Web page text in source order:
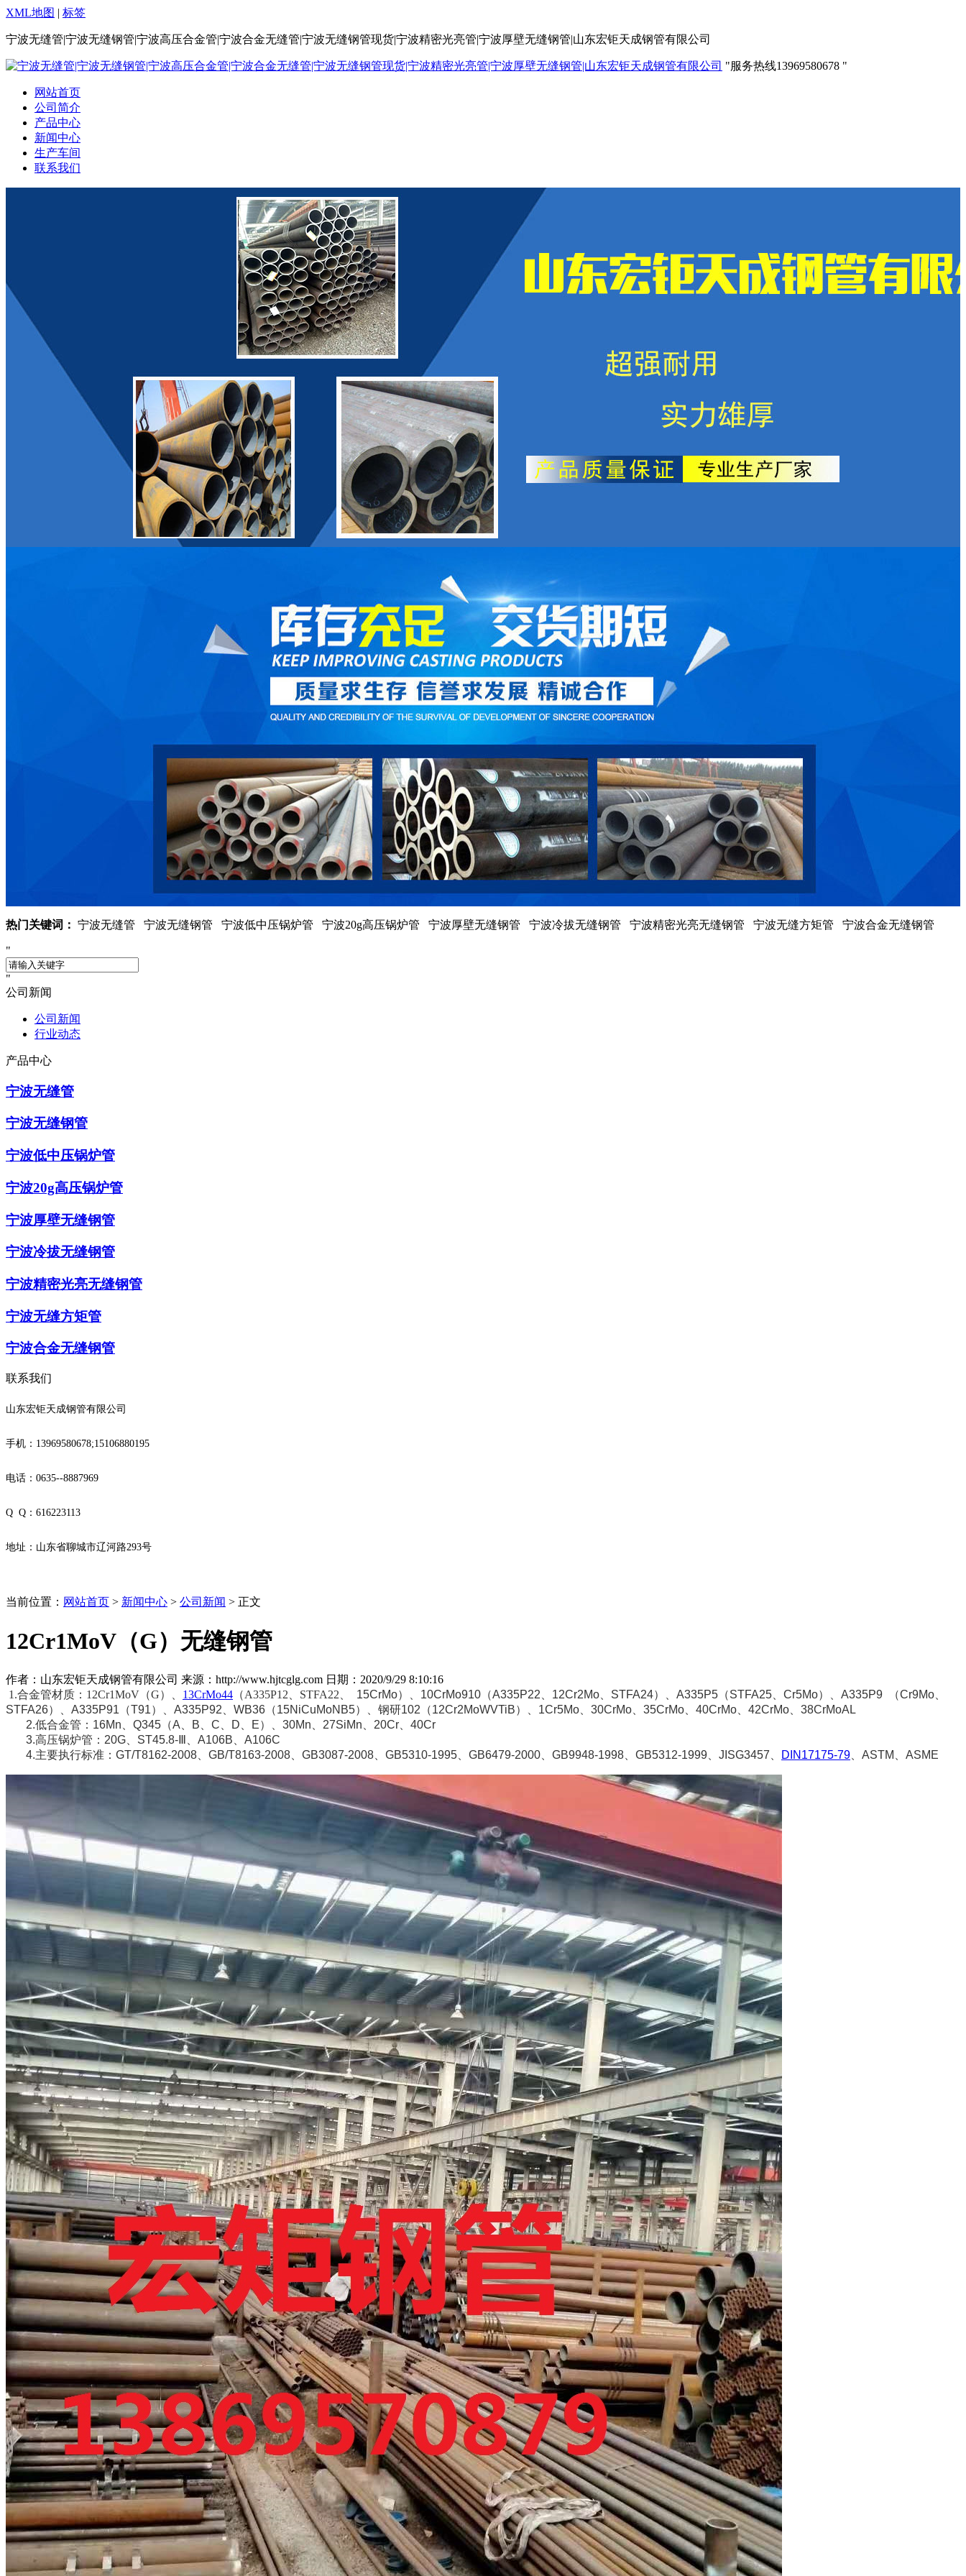
XML地图 | 标签
宁波无缝管|宁波无缝钢管|宁波高压合金管|宁波合金无缝管|宁波无缝钢管现货|宁波精密光亮管|宁波厚壁无缝钢管|山东宏钜天成钢管有限公司
服务热线13969580678
网站首页
公司简介
产品中心
新闻中心
生产车间
联系我们
热门关键词： 宁波无缝管 宁波无缝钢管 宁波低中压锅炉管 宁波20g高压锅炉管 宁波厚壁无缝钢管 宁波冷拔无缝钢管 宁波精密光亮无缝钢管 宁波无缝方矩管 宁波合金无缝钢管
公司新闻
公司新闻
行业动态
产品中心
宁波无缝管
宁波无缝钢管
宁波低中压锅炉管
宁波20g高压锅炉管
宁波厚壁无缝钢管
宁波冷拔无缝钢管
宁波精密光亮无缝钢管
宁波无缝方矩管
宁波合金无缝钢管
联系我们
山东宏钜天成钢管有限公司
手机：13969580678;15106880195
电话：0635--8887969
Q Q：616223113
地址：山东省聊城市辽河路293号
当前位置： 网站首页 > 新闻中心 > 公司新闻 > 正文
12Cr1MoV（G）无缝钢管
作者：山东宏钜天成钢管有限公司 来源：http://www.hjtcglg.com 日期：2020/9/29 8:10:16
1.合金管材质： 12Cr1MoV （G）、 13CrMo44 （A335P12 STFA22 15CrMo）、 10CrMo910 （A335P22 12Cr2Mo STFA24）、 A335P5 （STFA25 Cr5Mo）、 A335P9 （Cr9Mo
STFA26）、 A335P91 （T91）、 A335P92 WB36 （15NiCuMoNB5）、钢研102 （12Cr2MoWVTiB）、 1Cr5Mo 30CrMo 35CrMo 40CrMo 42CrMo
38CrMoAL
2.低合金管： 16Mn Q345 （A B C D E）、 30Mn 27SiMn 20Cr
40Cr
3.高压锅炉管： 20G ST45.8- A106B
A106C
4.主要执行标准： GT/T8162-2008 GB/T8163-2008 GB3087-2008 GB5310-1995 GB6479-2000 GB9948-1998 GB5312-1999 JISG3457 DIN17175-79 ASTM ASME